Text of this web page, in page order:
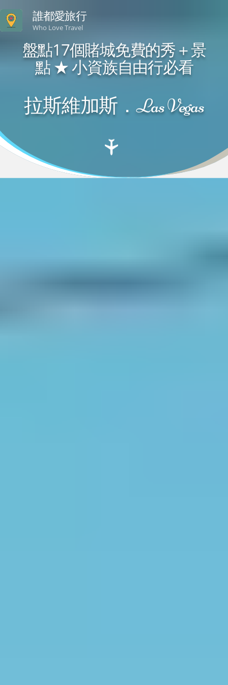
誰都愛旅行
Who Love Travel
盤點17個賭城免費的秀＋景
點 ★ 小資族自由行必看
拉斯維加斯．Las Vegas